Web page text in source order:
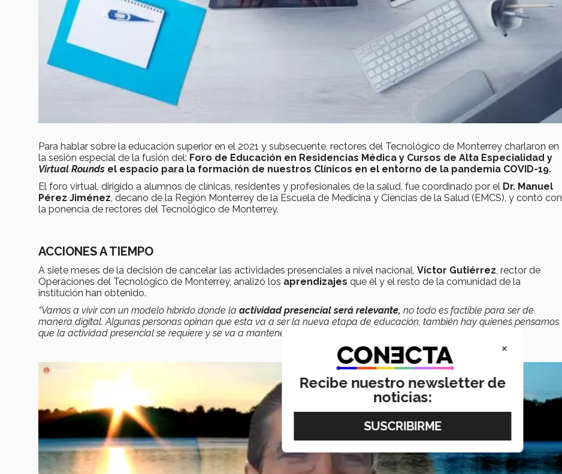
Para hablar sobre la educación superior en el 2021 y subsecuente, rectores del Tecnológico de Monterrey charlaron en
la sesión especial de la fusión del: Foro de Educación en Residencias Médica y Cursos de Alta Especialidad y
Virtual Rounds el espacio para la formación de nuestros Clínicos en el entorno de la pandemia COVID-19.
El foro virtual, dirigido a alumnos de clínicas, residentes y profesionales de la salud, fue coordinado por el Dr. Manuel
Pérez Jiménez, decano de la Región Monterrey de la Escuela de Medicina y Ciencias de la Salud (EMCS), y contó con
la ponencia de rectores del Tecnológico de Monterrey.
ACCIONES A TIEMPO
A siete meses de la decisión de cancelar las actividades presenciales a nivel nacional, Víctor Gutiérrez, rector de
Operaciones del Tecnológico de Monterrey, analizó los aprendizajes que él y el resto de la comunidad de la
institución han obtenido.
“Vamos a vivir con un modelo híbrido donde la actividad presencial será relevante, no todo es factible para ser de
manera digital. Algunas personas opinan que esta va a ser la nueva etapa de educación, también hay quienes pensamos
que la actividad presencial se requiere y se va a mantener”,
×
Recibe nuestro newsletter de
noticias: